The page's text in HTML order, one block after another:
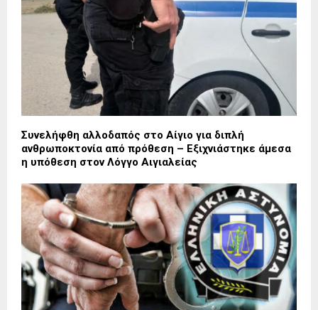
Συνελήφθη αλλοδαπός στο Αίγιο για διπλή
ανθρωποκτονία από πρόθεση – Εξιχνιάστηκε άμεσα
η υπόθεση στον Λόγγο Αιγιαλείας